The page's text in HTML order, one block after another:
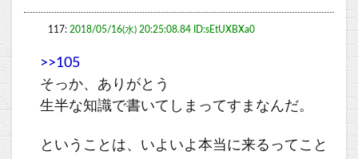
117: 2018/05/16(水) 20:25:08.84 ID:sEtUXBXa0
>>105
そっか、ありがとう
生半な知識で書いてしまってすまなんだ。
ということは、いよいよ本当に来るってこと